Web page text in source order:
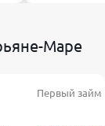
Маре
Первый займ